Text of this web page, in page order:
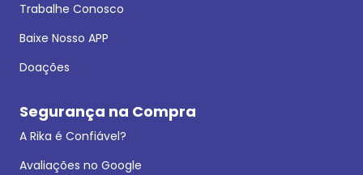
Trabalhe Conosco
Baixe Nosso APP
Doações
Segurança na Compra
A Rika é Confiável?
Avaliações no Google